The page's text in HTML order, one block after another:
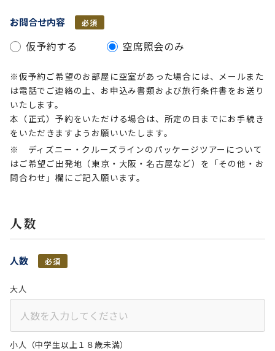
お問合せ内容 必須
仮予約する 空席照会のみ
※仮予約ご希望のお部屋に空室があった場合には、メールまた
は電話でご連絡の上、お申込み書類および旅行条件書をお送り
いたします。
本（正式）予約をいただける場合は、所定の日までにお手続き
をいただきますようお願いいたします。
※ ディズニー・クルーズラインのパッケージツアーについて
はご希望ご出発地（東京・大阪・名古屋など）を「その他・お
問合わせ」欄にご記入願います。
人数
人数 必須
大人
小人（中学生以上１８歳未満）